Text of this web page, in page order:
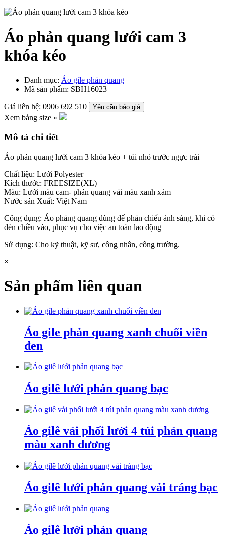
Áo phản quang lưới cam 3
khóa kéo
Danh mục: Áo gile phản quang
Mã sản phẩm: SBH16023
Giá liên hệ: 0906 692 510 Yêu cầu báo giá
Xem bảng size »
Mô tả chi tiết
Áo phản quang lưới cam 3 khóa kéo + túi nhỏ trước ngực trái
Chất liệu: Lưới Polyester
Kích thước: FREESIZE(XL)
Màu: Lưới màu cam- phản quang vải màu xanh xám
Nước sản Xuất: Việt Nam
Công dụng: Áo phảng quang dùng để phản chiếu ánh sáng, khi có
đèn chiều vào, phục vụ cho việc an toàn lao động
Sử dụng: Cho kỹ thuật, kỹ sư, công nhân, công trường.
×
Sản phẩm liên quan
Áo gile phản quang xanh chuối viền
đen
Áo gilê lưới phản quang bạc
Áo gilê vải phối lưới 4 túi phản quang
màu xanh dương
Áo gilê lưới phản quang vải tráng bạc
Áo gilê lưới phản quang